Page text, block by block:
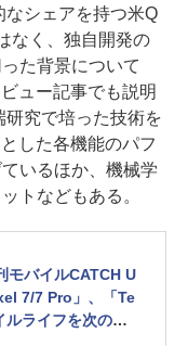
シェアを持つ米Q
なく、独自開発の
た背景について
ュー記事でも説明
研究で培った技術を
した各機能のパフ
いるほか、機械学
トなどもある。
モバイルCATCH U
7/7 Pro」、「Te
ライフを次のス